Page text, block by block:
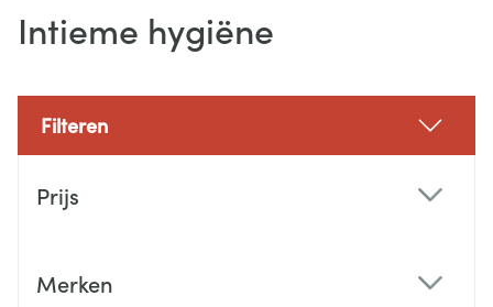
Intieme hygiëne
Filteren
Prijs
Merken